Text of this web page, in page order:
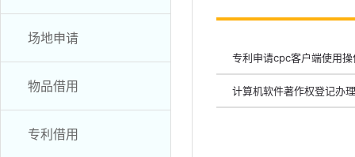
场地申请
物品借用
专利借用
专利申请cpc客户端使用操
计算机软件著作权登记办